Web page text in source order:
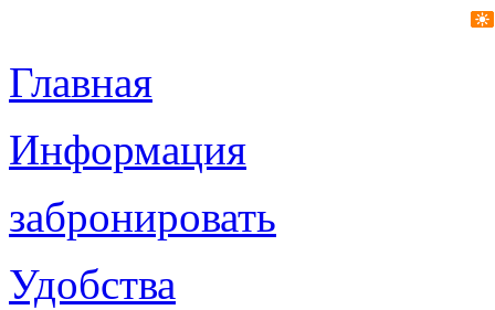
Главная
Информация
забронировать
Удобства